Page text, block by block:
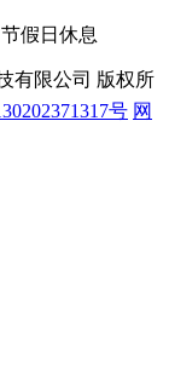
假日休息
有限公司 版权所
号 网